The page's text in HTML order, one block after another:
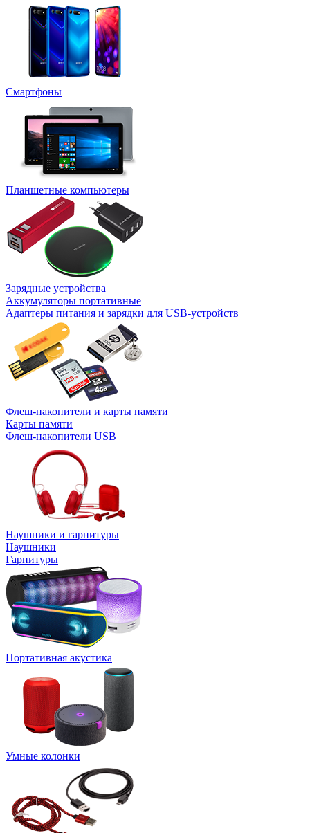
Смартфоны
Планшетные компьютеры
Зарядные устройства
Аккумуляторы портативные
Адаптеры питания и зарядки для USB-устройств
Флеш-накопители и карты памяти
Карты памяти
Флеш-накопители USB
Наушники и гарнитуры
Наушники
Гарнитуры
Портативная акустика
Умные колонки